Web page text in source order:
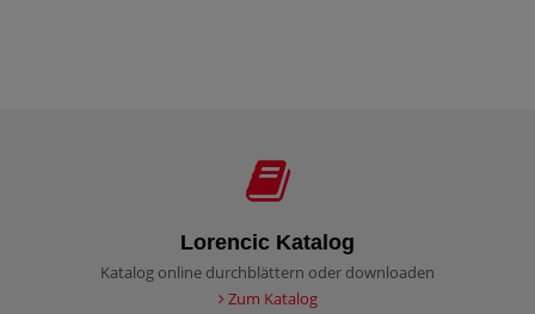
Lorencic Katalog
Katalog online durchblättern oder downloaden
Zum Katalog